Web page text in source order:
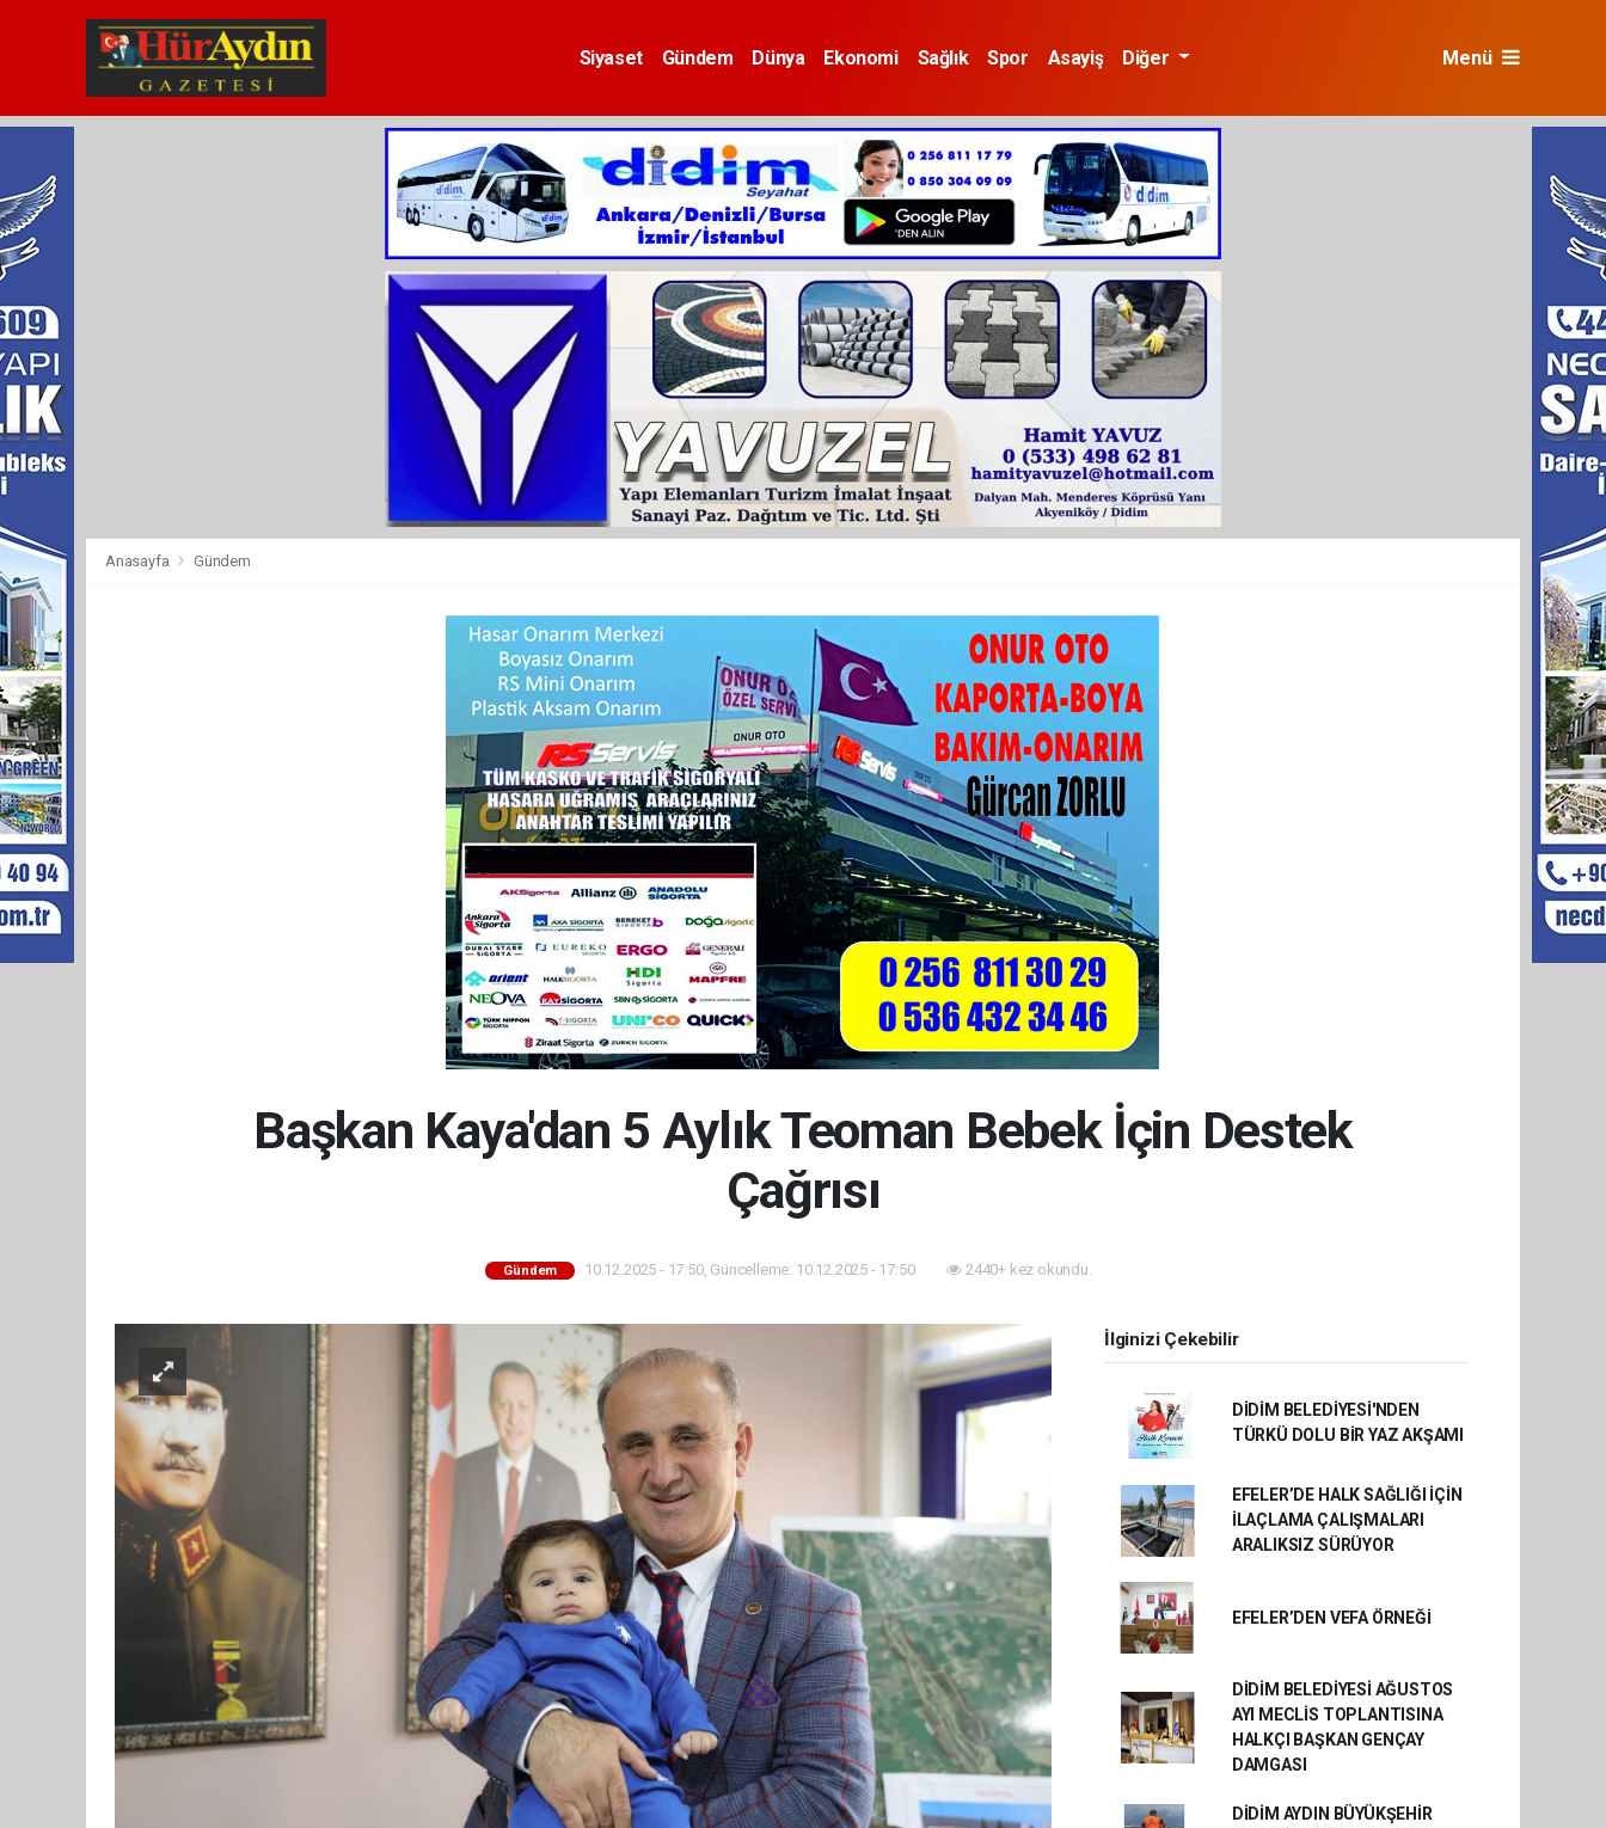
Siyaset Gündem Dünya Ekonomi Sağlık Spor Asayiş Diğer Menü
Anasayfa Gündem
Başkan Kaya'dan 5 Aylık Teoman Bebek İçin Destek
Çağrısı
Gündem 10.12.2025 - 17:50, Güncelleme: 10.12.2025 - 17:50 2440+ kez okundu.
İlginizi Çekebilir
DİDİM BELEDİYESİ'NDEN
TÜRKÜ DOLU BİR YAZ AKŞAMI
EFELER’DE HALK SAĞLIĞI İÇİN
İLAÇLAMA ÇALIŞMALARI
ARALIKSIZ SÜRÜYOR
EFELER’DEN VEFA ÖRNEĞİ
DİDİM BELEDİYESİ AĞUSTOS
AYI MECLİS TOPLANTISINA
HALKÇI BAŞKAN GENÇAY
DAMGASI
DİDİM AYDIN BÜYÜKŞEHİR